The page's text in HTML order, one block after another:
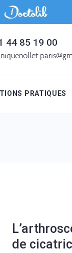
44 85 19 00
PRATIQUES
de